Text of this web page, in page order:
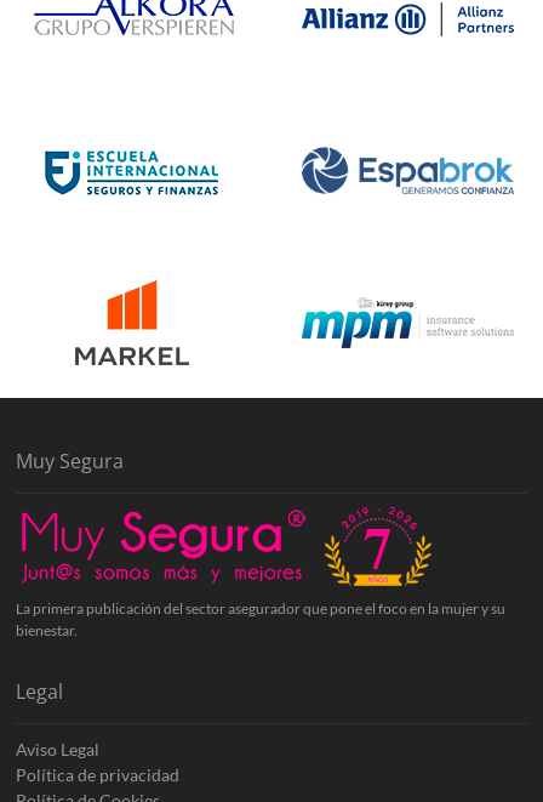
Muy Segura
La primera publicación del sector asegurador que pone el foco en la mujer y su
bienestar.
Legal
Aviso Legal
Política de privacidad